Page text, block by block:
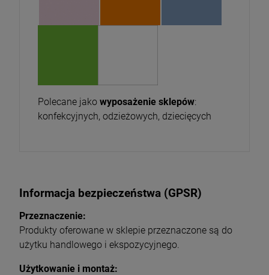
Polecane jako wyposażenie sklepów:
konfekcyjnych, odzieżowych, dziecięcych
Informacja bezpieczeństwa (GPSR)
Przeznaczenie:
Produkty oferowane w sklepie przeznaczone są do
użytku handlowego i ekspozycyjnego.
Użytkowanie i montaż: